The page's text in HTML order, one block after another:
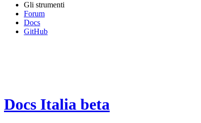
Gli strumenti
Forum
Docs
GitHub
Docs Italia beta